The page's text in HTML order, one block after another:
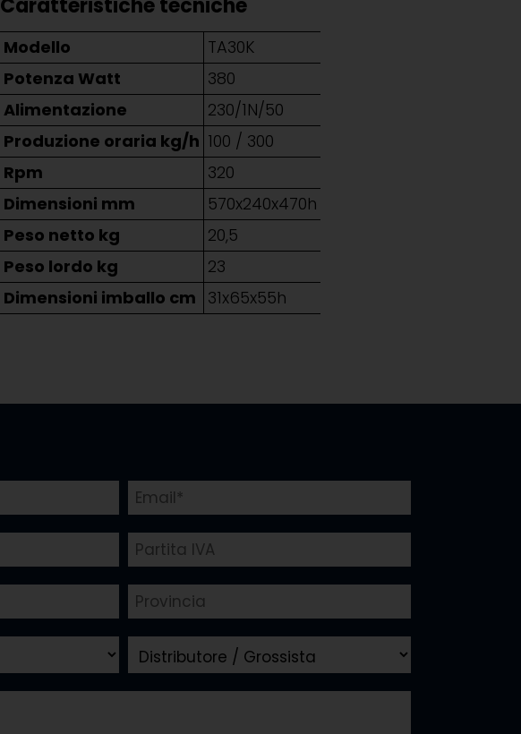
Caratteristiche tecniche
Modello
TA30K
Potenza Watt
380
Alimentazione
230/1N/50
Produzione oraria kg/h 100 / 300
Rpm
320
Dimensioni mm
570x240x470h
Peso netto kg
20,5
Peso lordo kg
23
Dimensioni imballo cm 31x65x55h